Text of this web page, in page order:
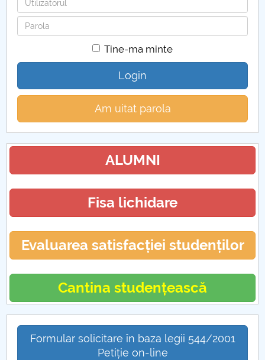
Parola
Tine-ma minte
Login
Am uitat parola
ALUMNI
Fisa lichidare
Evaluarea satisfacției studenților
Cantina studențească
Formular solicitare în baza legii 544/2001
Petiție on-line